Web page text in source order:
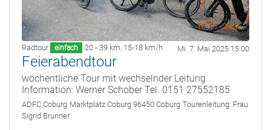
Radtour einfach 20 - 39 km, 15-18 km/h Mi. 7. Mai 2025 15:00
Feierabendtour
wöchentliche Tour mit wechselnder Leitung
Information: Werner Schober Tel. 0151 27552185
ADFC Coburg Marktplatz Coburg 96450 Coburg Tourenleitung: Frau
Sigrid Brunner